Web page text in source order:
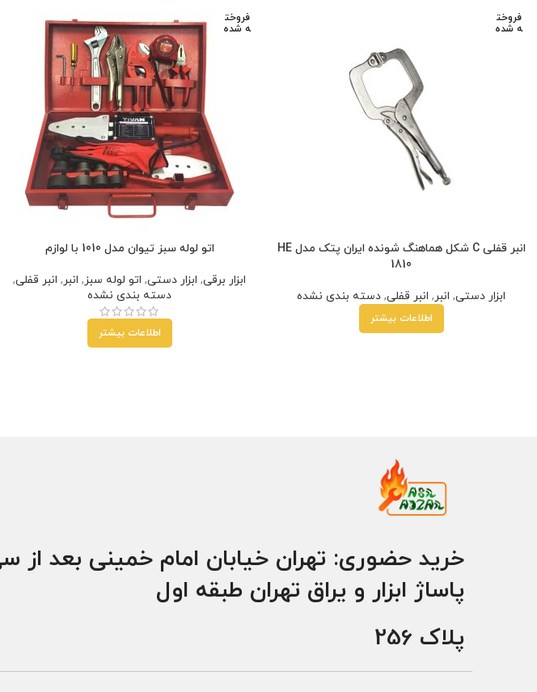
فروخت
ه شده
انبر قفلی C شکل هماهنگ شونده ایران پتک مدل HE
1810
ابزار دستی, انبر , انبر قفلی, دسته بندی نشده
اطلاعات بیشتر
فروخت
ه شده
اتو لوله سبز تیوان مدل 1010 با لوازم
ابزار برقی, ابزار دستی, اتو لوله سبز , انبر , انبر قفلی,
دسته بندی نشده
اطلاعات بیشتر
هر قسط هر قسط خرید قسطی با ترب‌پی بدون کارمزد
خرید حضوری: تهران خیابان امام خمینی بعد از
پاساژ ابزار و یراق تهران طبقه اول
پلاک 256